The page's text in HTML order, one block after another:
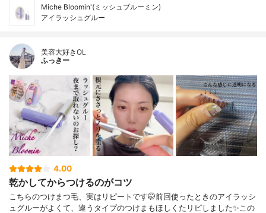
Miche Bloomin'(ミッシュブルーミン)
アイラッシュグルー
美容大好きOL
ふっきー
4.00
乾かしてからつけるのがコツ
こちらのつけまつ毛、実はリピートです🤭前回使ったときのアイラッシ
ュグルーがよくて、違うタイプのつけまもほしくたリピしました✨この